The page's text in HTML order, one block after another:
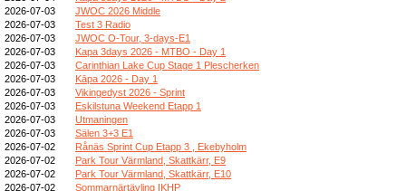
2026-07-03
JWOC 2026 Middle
2026-07-03
Test 3 Radio
2026-07-03
JWOC O-Tour, 3-days-E1
2026-07-03
Kapa 3days 2026 - MTBO - Day 1
2026-07-03
Carinthian Lake Cup Stage 1 Plescherken
2026-07-03
Kāpa 2026 - Day 1
2026-07-03
Vikingedyst 2026 - Sprint
2026-07-03
Eskilstuna Weekend Etapp 1
2026-07-03
Utmaningen
2026-07-03
Sälen 3+3 E1
2026-07-02
Rånäs Sprint Cup Etapp 3 , Ekebyholm
2026-07-02
Park Tour Värmland, Skattkärr, E9
2026-07-02
Park Tour Värmland, Skattkärr, E10
2026-07-02
Sommarnärtävling IKHP